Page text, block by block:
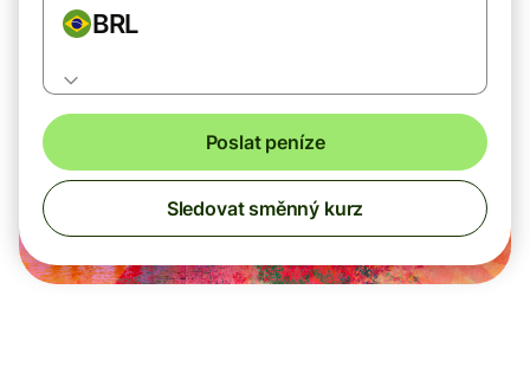
BRL
Poslat peníze
Sledovat směnný kurz